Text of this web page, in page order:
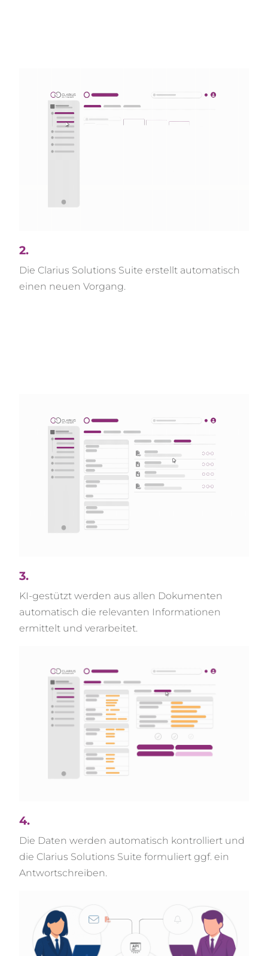
2.
Die Clarius Solutions Suite erstellt automatisch
einen neuen Vorgang.
3.
KI-gestützt werden aus allen Dokumenten
automatisch die relevanten Informationen
ermittelt und verarbeitet.
4.
Die Daten werden automatisch kontrolliert und
die Clarius Solutions Suite formuliert ggf. ein
Antwortschreiben.